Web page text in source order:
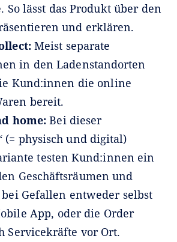
So lässt das Produkt über den
und erklären.
Meist separate
in den Ladenstandorten
Kund:innen die online
bereit.
home: Bei dieser
(= physisch und digital)
testen Kund:innen ein
Geschäftsräumen und
Gefallen entweder selbst
App, oder die Order
Servicekräfte vor Ort.